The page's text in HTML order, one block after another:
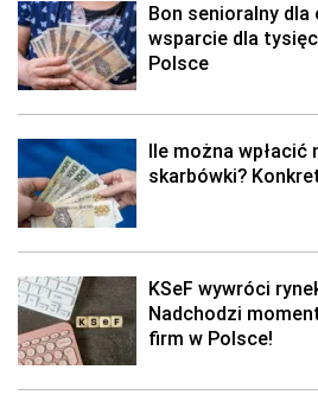
Bon senioralny
wsparcie dla
Polsce
Ile można
skarbówki?
KSeF wywróci
Nadchodzi
firm w Polsce!